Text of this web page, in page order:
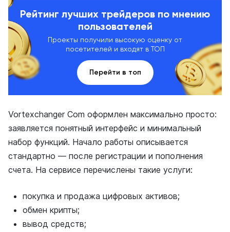
Рейтинг лучших трейдеров по мнению
пользователей
Проекты получили высокую оценку от
посетителей и входят в ТОП
Перейти в топ
Vortexchanger Com оформлен максимально просто:
заявляется понятный интерфейс и минимальный
набор функций. Начало работы описывается
стандартно — после регистрации и пополнения
счета. На сервисе перечислены такие услуги:
покупка и продажа цифровых активов;
обмен крипты;
вывод средств;